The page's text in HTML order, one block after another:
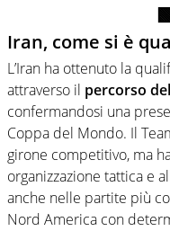
Iran, come si è
L’Iran ha ottenuto la
attraverso il percorso
confermandosi una
Coppa del Mondo. Il
girone competitivo, ma
organizzazione tattica e
anche nelle partite più
Nord America con